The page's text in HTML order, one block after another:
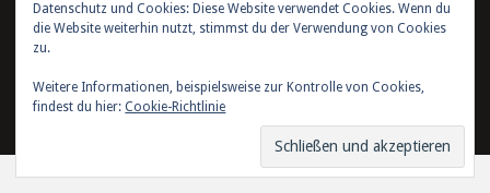
©2026 Kim Joris Boström
Datenschutz und Cookies: Diese Website verwendet Cookies. Wenn du
die Website weiterhin nutzt, stimmst du der Verwendung von Cookies
zu.
Weitere Informationen, beispielsweise zur Kontrolle von Cookies,
findest du hier:Cookie-Richtlinie